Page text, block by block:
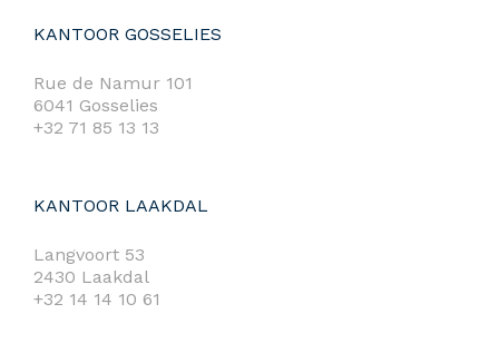
KANTOOR GOSSELIES
Rue de Namur 101
6041 Gosselies
+32 71 85 13 13
KANTOOR LAAKDAL
Langvoort 53
2430 Laakdal
+32 14 14 10 61